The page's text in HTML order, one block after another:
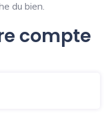
du bien.
compte